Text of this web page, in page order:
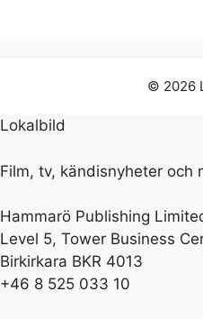
© 2026
Lokalbild
Film, tv, kändisnyheter och
Hammarö Publishing
Level 5, Tower Business
Birkirkara BKR 4013
+46 8 525 033 10